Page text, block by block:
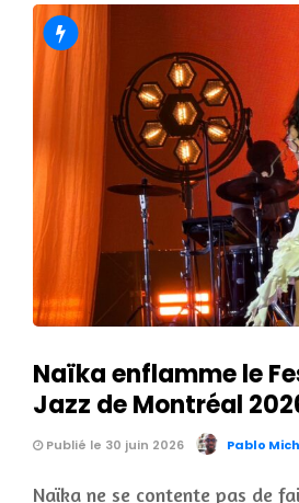
Naïka enflamme le
Jazz de Montréal
Publié le 30 juin 2026 Pablo
Naïka ne se contente pas de